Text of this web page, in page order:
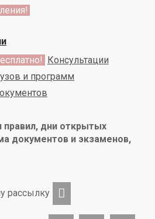
Консультации
и программ
правил, дни открытых
документов и экзаменов,
рассылку